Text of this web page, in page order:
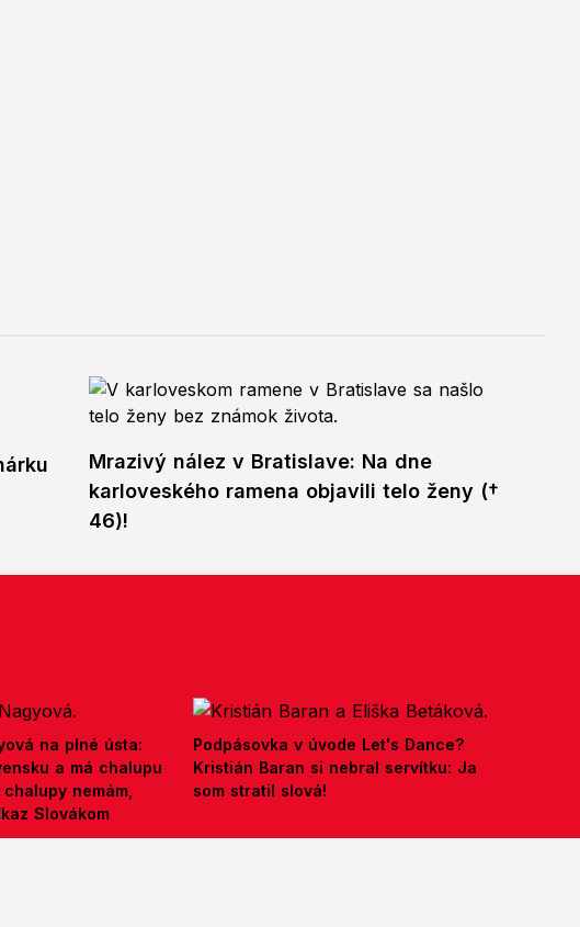
Mrazivý nález v Bratislave: Na dne
karloveského ramena objavili telo ženy (†
46)!
na plné ústa:
a má chalupu
nemám,
Slovákom
Podpásovka v úvode Let's Dance?
Kristián Baran si nebral servítku: Ja
som stratil slová!